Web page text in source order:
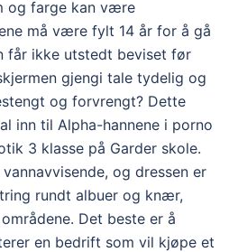
og farge kan være
må være fylt 14 år for å gå
får ikke utstedt beviset før
gjengi tale tydelig og
og forvrengt? Dette
inn til Alpha-hannene i porno
3 klasse på Garder skole.
og dressen er
rundt albuer og knær,
Det beste er å
en bedrift som vil kjøpe et